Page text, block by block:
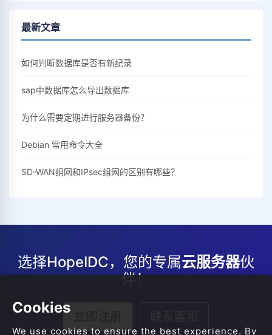
最新文章
如何判断数据库是否有新纪录
sap中数据库怎么导出数据库
为什么需要定期进行服务器备份？
Debian 常用命令大全
SD-WAN组网和IPsec组网的区别有哪些？
选择HopeIDC，您的专属云服务器伙
伴！
Cookies
We use cookies to ensure the best experience. By